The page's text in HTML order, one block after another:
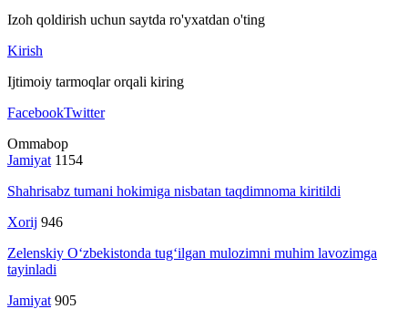
Izoh qoldirish uchun saytda ro'yxatdan o'ting
Kirish
Ijtimoiy tarmoqlar orqali kiring
FacebookTwitter
Ommabop
Jamiyat 1154
Shahrisabz tumani hokimiga nisbatan taqdimnoma kiritildi
Xorij 946
Zelenskiy O‘zbekistonda tug‘ilgan mulozimni muhim lavozimga
tayinladi
Jamiyat 905